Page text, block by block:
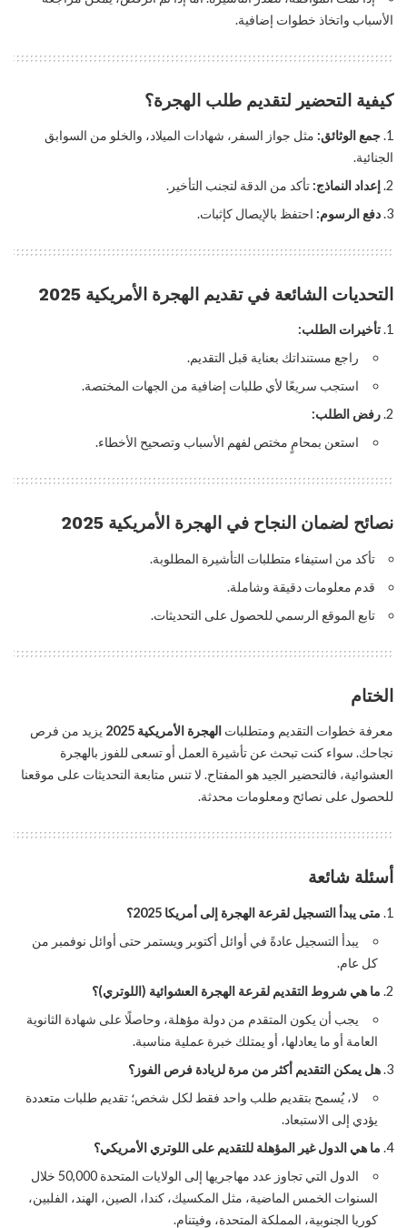
الأسباب واتخاذ خطوات إضافية.
كيفية التحضير لتقديم طلب الهجرة؟
جمع الوثائق: مثل جواز السفر، شهادات الميلاد، والخلو من السوابق
الجنائية.
إعداد النماذج: تأكد من الدقة لتجنب التأخير.
دفع الرسوم: احتفظ بالإيصال كإثبات.
التحديات الشائعة في تقديم الهجرة الأمريكية 2025
تأخيرات الطلب:
راجع مستنداتك بعناية قبل التقديم.
استجب سريعًا لأي طلبات إضافية من الجهات المختصة.
رفض الطلب:
استعن بمحامٍ مختص لفهم الأسباب وتصحيح الأخطاء.
نصائح لضمان النجاح في الهجرة الأمريكية 2025
تأكد من استيفاء متطلبات التأشيرة المطلوبة.
قدم معلومات دقيقة وشاملة.
تابع الموقع الرسمي للحصول على التحديثات.
الختام
معرفة خطوات التقديم ومتطلبات الهجرة الأمريكية 2025
يزيد من فرص
نجاحك. سواء كنت تبحث عن تأشيرة العمل أو تسعى للفوز بالهجرة
العشوائية، فالتحضير الجيد هو المفتاح. لا تنس متابعة التحديثات على موقعنا
للحصول على نصائح ومعلومات محدثة.
أسئلة شائعة
متى يبدأ التسجيل لقرعة الهجرة إلى أمريكا 2025؟
يبدأ التسجيل عادةً في أوائل أكتوبر ويستمر حتى أوائل نوفمبر من
كل عام.
ما هي شروط التقديم لقرعة الهجرة العشوائية (اللوتري)؟
يجب أن يكون المتقدم من دولة مؤهلة، وحاصلًا على شهادة الثانوية
العامة أو ما يعادلها، أو يمتلك خبرة عملية مناسبة.
هل يمكن التقديم أكثر من مرة لزيادة فرص الفوز؟
لا، يُسمح بتقديم طلب واحد فقط لكل شخص؛ تقديم طلبات متعددة
يؤدي إلى الاستبعاد.
ما هي الدول غير المؤهلة للتقديم على اللوتري الأمريكي؟
الدول التي تجاوز عدد مهاجريها إلى الولايات المتحدة 50,000 خلال
السنوات الخمس الماضية، مثل المكسيك، كندا، الصين، الهند، الفلبين،
كوريا الجنوبية، المملكة المتحدة، وفيتنام.